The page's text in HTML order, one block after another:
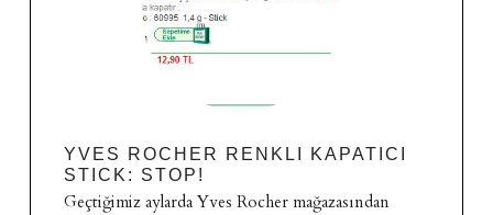
YVES ROCHER RENKLI KAPATICI
STICK: STOP!
Geçtiğimiz aylarda Yves Rocher mağazasından